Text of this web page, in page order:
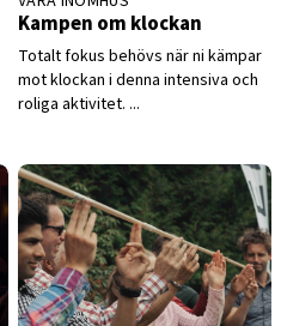
Kampen om klockan
Totalt fokus behövs när ni kämpar
mot klockan i denna intensiva och
roliga aktivitet. ...